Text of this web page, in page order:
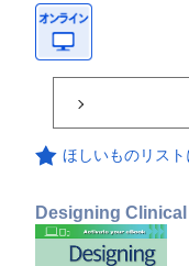
ほしいものリス
Designing